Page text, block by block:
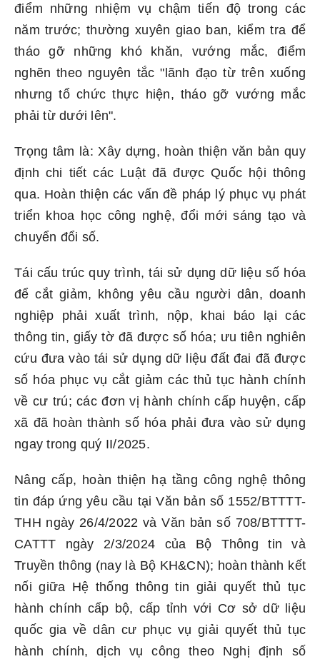
điểm những nhiệm vụ chậm tiến độ trong các
năm trước; thường xuyên giao ban, kiểm tra để
tháo gỡ những khó khăn, vướng mắc, điểm
nghẽn theo nguyên tắc "lãnh đạo từ trên xuống
nhưng tổ chức thực hiện, tháo gỡ vướng mắc
phải từ dưới lên".
Trọng tâm là: Xây dựng, hoàn thiện văn bản quy
định chi tiết các Luật đã được Quốc hội thông
qua. Hoàn thiện các vấn đề pháp lý phục vụ phát
triển khoa học công nghệ, đổi mới sáng tạo và
chuyển đổi số.
Tái cấu trúc quy trình, tái sử dụng dữ liệu số hóa
để cắt giảm, không yêu cầu người dân, doanh
nghiệp phải xuất trình, nộp, khai báo lại các
thông tin, giấy tờ đã được số hóa; ưu tiên nghiên
cứu đưa vào tái sử dụng dữ liệu đất đai đã được
số hóa phục vụ cắt giảm các thủ tục hành chính
về cư trú; các đơn vị hành chính cấp huyện, cấp
xã đã hoàn thành số hóa phải đưa vào sử dụng
ngay trong quý II/2025.
Nâng cấp, hoàn thiện hạ tầng công nghệ thông
tin đáp ứng yêu cầu tại Văn bản số 1552/BTTTT-
THH ngày 26/4/2022 và Văn bản số 708/BTTTT-
CATTT ngày 2/3/2024 của Bộ Thông tin và
Truyền thông (nay là Bộ KH&CN); hoàn thành kết
nối giữa Hệ thống thông tin giải quyết thủ tục
hành chính cấp bộ, cấp tỉnh với Cơ sở dữ liệu
quốc gia về dân cư phục vụ giải quyết thủ tục
hành chính, dịch vụ công theo Nghị định số